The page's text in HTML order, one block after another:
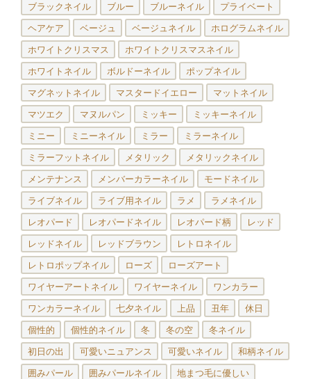
ブラックネイル ブルー ブルーネイル プライベート
ヘアケア ベージュ ベージュネイル ホログラムネイル
ホワイトクリスマス ホワイトクリスマスネイル
ホワイトネイル ボルドーネイル ポップネイル
マグネットネイル マスタードイエロー マットネイル
マツエク マヌルパン ミッキー ミッキーネイル
ミニー ミニーネイル ミラー ミラーネイル
ミラーフットネイル メタリック メタリックネイル
メンテナンス メンバーカラーネイル モードネイル
ライブネイル ライブ用ネイル ラメ ラメネイル
レオパード レオパードネイル レオパード柄 レッド
レッドネイル レッドブラウン レトロネイル
レトロポップネイル ローズ ローズアート
ワイヤーアートネイル ワイヤーネイル ワンカラー
ワンカラーネイル 七夕ネイル 上品 丑年 休日
個性的 個性的ネイル 冬 冬の空 冬ネイル
初日の出 可愛いニュアンス 可愛いネイル 和柄ネイル
囲みパール 囲みパールネイル 地まつ毛に優しい